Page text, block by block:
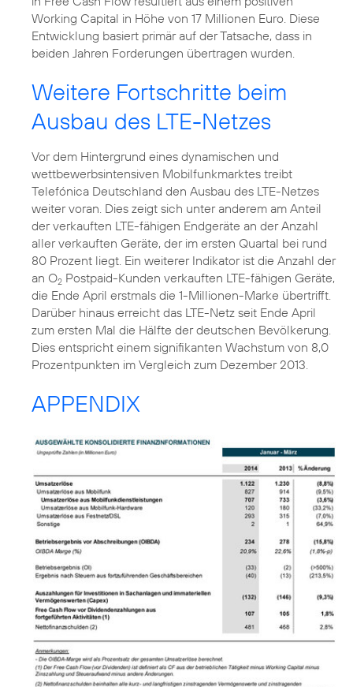
Working Capital in Höhe von 17 Millionen Euro. Diese
Entwicklung basiert primär auf der Tatsache, dass in
beiden Jahren Forderungen übertragen wurden.
Weitere Fortschritte beim
Ausbau des LTE-Netzes
Vor dem Hintergrund eines dynamischen und
wettbewerbsintensiven Mobilfunkmarktes treibt
Telefónica Deutschland den Ausbau des LTE-Netzes
weiter voran. Dies zeigt sich unter anderem am Anteil
der verkauften LTE-fähigen Endgeräte an der Anzahl
aller verkauften Geräte, der im ersten Quartal bei rund
80 Prozent liegt. Ein weiterer Indikator ist die Anzahl der
an O2 Postpaid-Kunden verkauften LTE-fähigen Geräte,
die Ende April erstmals die 1-Millionen-Marke übertrifft.
Darüber hinaus erreicht das LTE-Netz seit Ende April
zum ersten Mal die Hälfte der deutschen Bevölkerung.
Dies entspricht einem signifikanten Wachstum von 8,0
Prozentpunkten im Vergleich zum Dezember 2013.
APPENDIX